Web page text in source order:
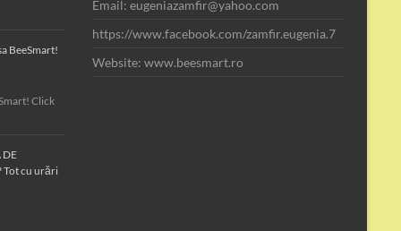
BeeSmart!
Click
DE
Tot cu urări
Email: eugeniazamfir@yahoo.com
https://www.facebook.com/zamfir.eugenia.7
Website: www.beesmart.ro